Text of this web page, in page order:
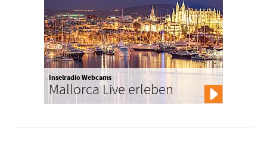
Inselradio Webcams
Mallorca Live erleben